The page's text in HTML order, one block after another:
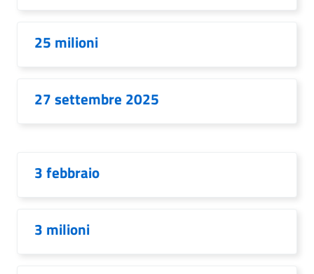
25 milioni
27 settembre 2025
3 febbraio
3 milioni